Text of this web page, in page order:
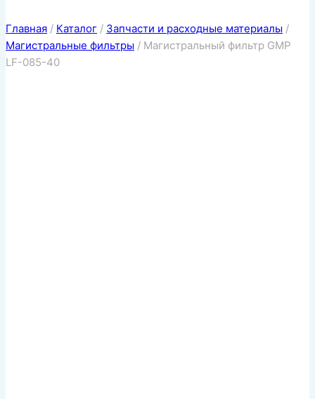
Главная / Каталог / Запчасти и расходные материалы /
Магистральные фильтры / Магистральный фильтр GMP
LF-085-40